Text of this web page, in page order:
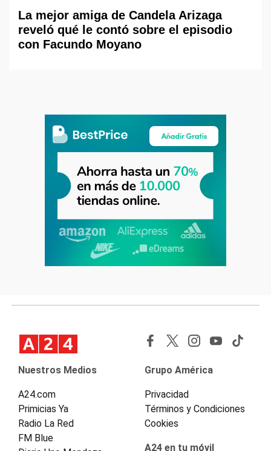
La mejor amiga de Candela Arizaga
reveló qué le contó sobre el episodio
con Facundo Moyano
Nuestros Medios
A24.com
Primicias Ya
Radio La Red
FM Blue
Grupo América
Privacidad
Términos y Condiciones
Cookies
A24 en tu móvil